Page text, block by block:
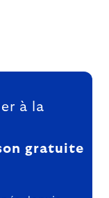
à la
gratuite